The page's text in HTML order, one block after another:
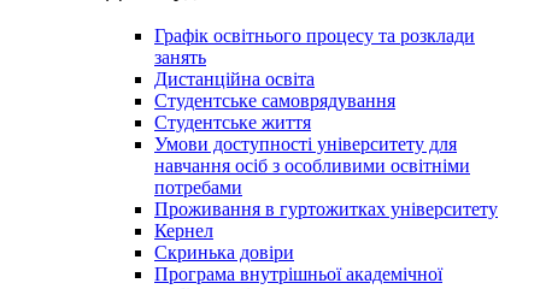
Графік освітнього процесу та розклади
занять
Дистанційна освіта
Студентське самоврядування
Студентське життя
Умови доступності університету для
навчання осіб з особливими освітніми
потребами
Проживання в гуртожитках університету
Кернел
Скринька довіри
Програма внутрішньої академічної